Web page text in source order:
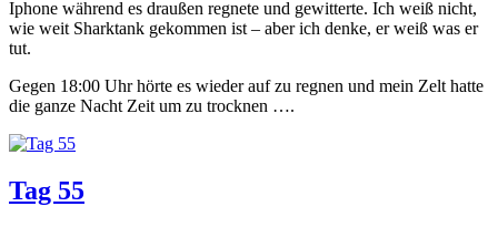
Iphone während es draußen regnete und gewitterte. Ich weiß nicht,
wie weit Sharktank gekommen ist – aber ich denke, er weiß was er
tut.
Gegen 18:00 Uhr hörte es wieder auf zu regnen und mein Zelt hatte
die ganze Nacht Zeit um zu trocknen ….
Tag 55